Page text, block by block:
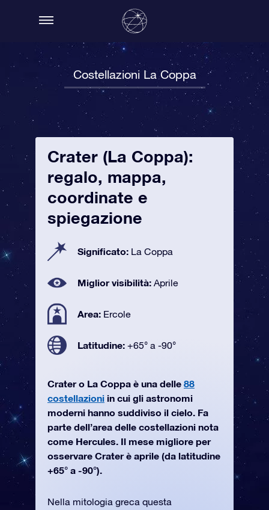
Costellazioni La Coppa
Crater (La Coppa):
regalo, mappa,
coordinate e
spiegazione
Significato: La Coppa
Miglior visibilità: Aprile
Area: Ercole
Latitudine: +65° a -90°
Crater o La Coppa è una delle 88
costellazioni in cui gli astronomi
moderni hanno suddiviso il cielo. Fa
parte dell’area delle costellazioni nota
come Hercules. Il mese migliore per
osservare Crater è aprile (da latitudine
+65° a -90°).
Nella mitologia greca questa